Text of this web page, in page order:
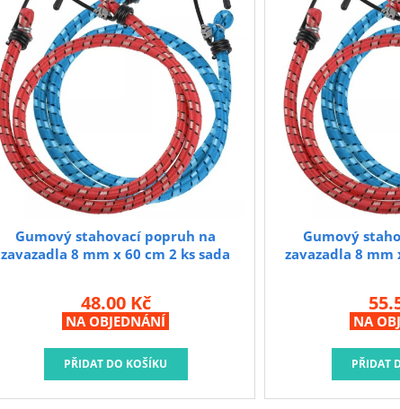
Gumový stahovací popruh na
zavazadla 8 mm x 60 cm 2 ks sada
48.00 Kč
NA OBJEDNÁNÍ
Gumový
zavazadla 8 mm
NA